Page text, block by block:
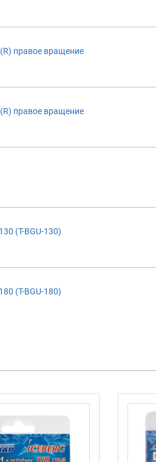
правое вращение
правое вращение
(T-BGU-130)
(T-BGU-180)